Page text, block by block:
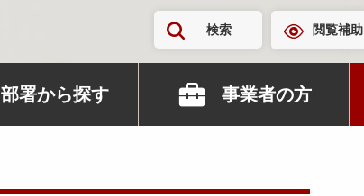
検索 閲覧補助
部署から探す 事業者の方